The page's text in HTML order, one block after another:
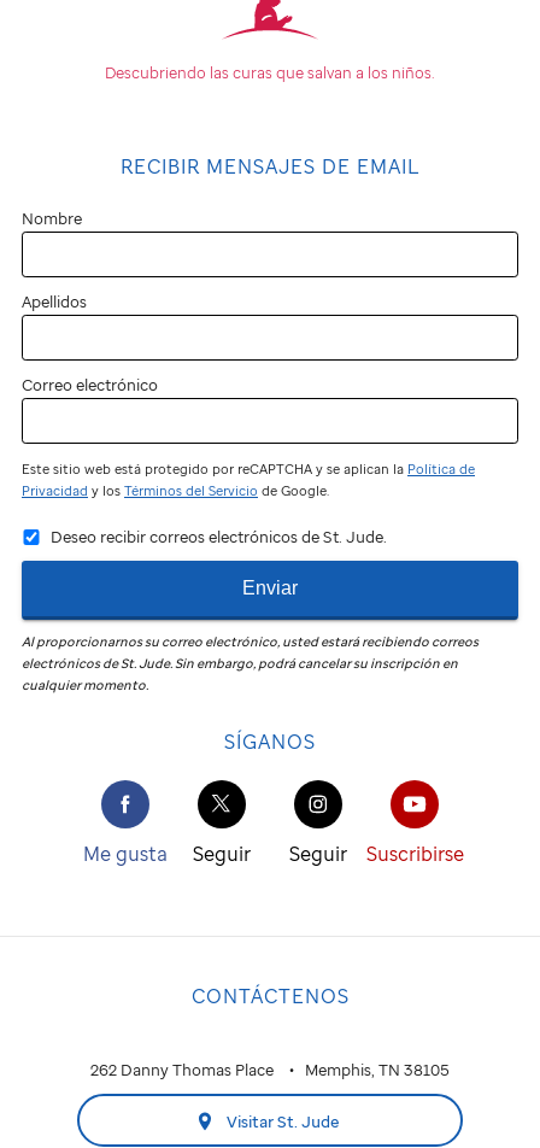
Descubriendo las curas quesalvan a los niños.
RECIBIR MENSAJES DE EMAIL
Nombre
Apellidos
Correo electrónico
Este sitio web está protegido por reCAPTCHA y se aplican la Política de
Privacidad y los Términos del Servicio de Google.
Deseo recibir correos electrónicos de St. Jude.
Enviar
Al proporcionarnos su correo electrónico, usted estará recibiendo correos
electrónicos deSt. Jude. Sin embargo, podrá cancelar su inscripción en
cualquier momento.
SÍGANOS
Me gusta Seguir Seguir Suscribirse
CONTÁCTENOS
262 Danny Thomas Place Memphis, TN 38105
Visitar St. Jude